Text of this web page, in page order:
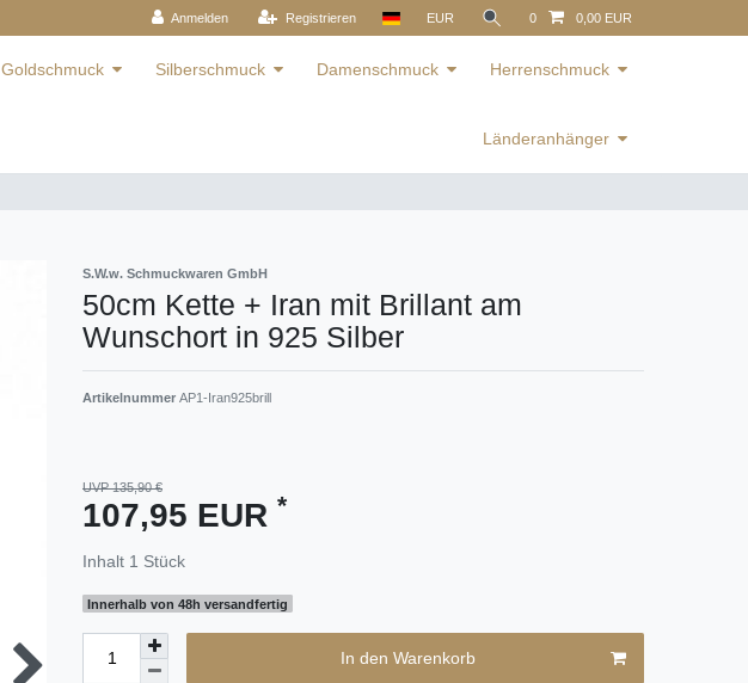
Anmelden Registrieren EUR 0 0,00 EUR
Goldschmuck Silberschmuck Damenschmuck Herrenschmuck
Länderanhänger
S.W.w. Schmuckwaren GmbH
50cm Kette + Iran mit Brillant am
Wunschort in 925 Silber
Artikelnummer AP1-Iran925brill
UVP 135,90 €
107,95 EUR *
Inhalt 1 Stück
Innerhalb von 48h versandfertig
In den Warenkorb